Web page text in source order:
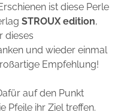
ist diese Perle
STROUX edition,
dieses
und wieder einmal
Empfehlung!
auf den Punkt
Pfeile ihr Ziel treffen.